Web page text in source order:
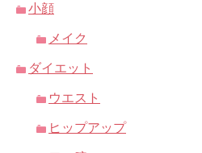
小顔
メイク
ダイエット
ウエスト
ヒップアップ